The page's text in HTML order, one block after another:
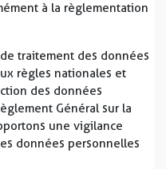
à la règlementation
traitement des données
règles nationales et
des données
Général sur la
une vigilance
données personnelles